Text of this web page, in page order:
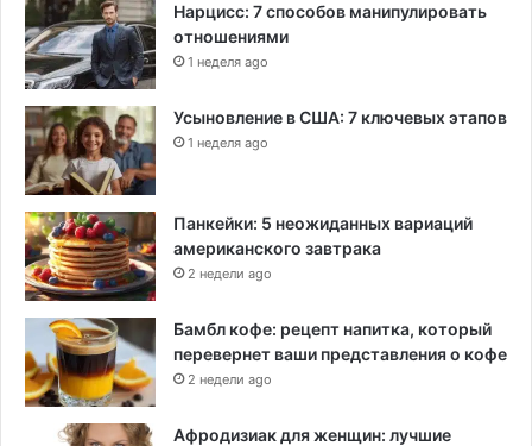
Нарцисс: 7 способов манипулировать
отношениями
1 неделя ago
Усыновление в США: 7 ключевых этапов
1 неделя ago
Панкейки: 5 неожиданных вариаций
американского завтрака
2 недели ago
Бамбл кофе: рецепт напитка, который
перевернет ваши представления о кофе
2 недели ago
Афродизиак для женщин: лучшие